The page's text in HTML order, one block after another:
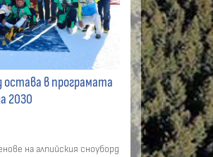
остава в програмата
2030
на алпийския сноуборд